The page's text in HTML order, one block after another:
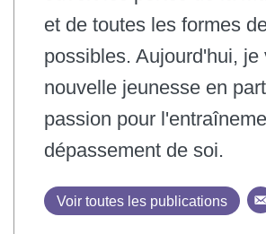
et de toutes les formes
possibles. Aujourd'hui, je
nouvelle jeunesse en
passion pour
dépassement de soi.
Voir toutes les publications